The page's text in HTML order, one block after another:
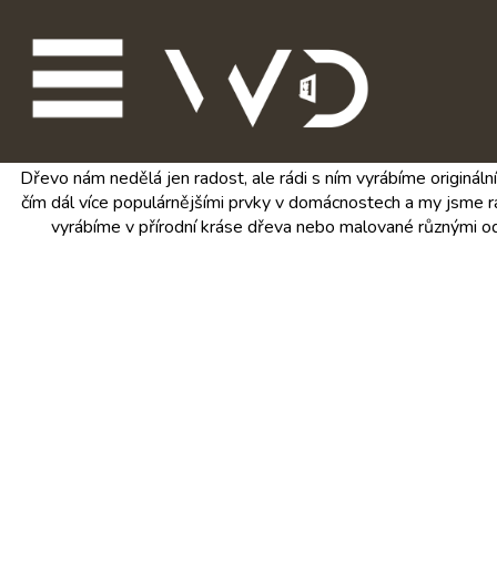
Dřevo nám nedělá jen radost, ale rádi s ním vyrábíme
čím dál více populárnějšími prvky v domácnostech a my
vyrábíme v přírodní kráse dřeva nebo malované různými